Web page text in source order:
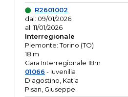
R2601002
dal: 09/01/2026
al: 11/01/2026
Interregionale
Piemonte: Torino (TO)
18 m
Gara Interregionale 18m
01066 - Iuvenilia
D'agostino, Katia
Pisan, Giuseppe